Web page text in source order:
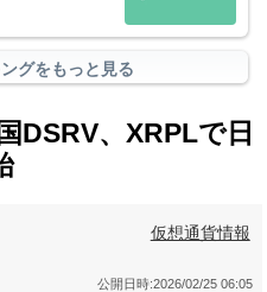
グをもっと見る
DSRV、XRPLで日
仮想通貨情報
公開日時:2026/02/25 06:05